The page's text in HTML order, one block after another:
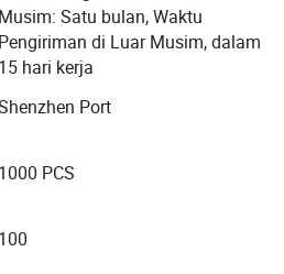
untuk memproduksi,
daya dan kabel USB.
mewujudkan kerjasama
kerja sama yang saling
pelanggan dari seluruh
ini untuk menumbuhkan bisnis
Musim: Satu bulan, Waktu
Pengiriman di Luar Musim, dalam
15 hari kerja
Port
1000 PCS
100